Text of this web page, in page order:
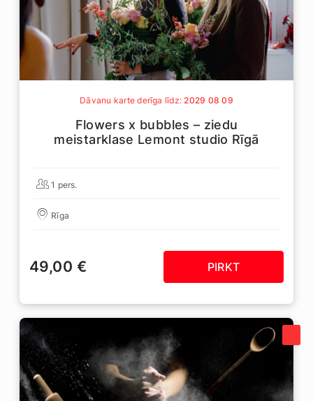
Dāvanu karte derīga līdz: 2029 08 09
Flowers x bubbles – ziedu
meistarklase Lemont studio Rīgā
1 pers.
Rīga
49,00 € PIRKT